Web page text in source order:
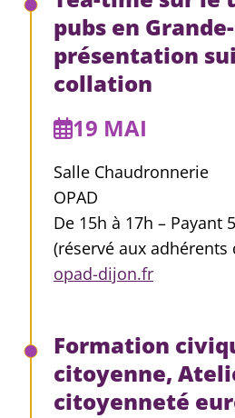
pubs en
présentation
collation
19 MAI
Salle Chaudronnerie
OPAD
De 15h à 17h – Payant
(réservé aux adhérents
opad-dijon.fr
Formation
citoyenne,
citoyenneté